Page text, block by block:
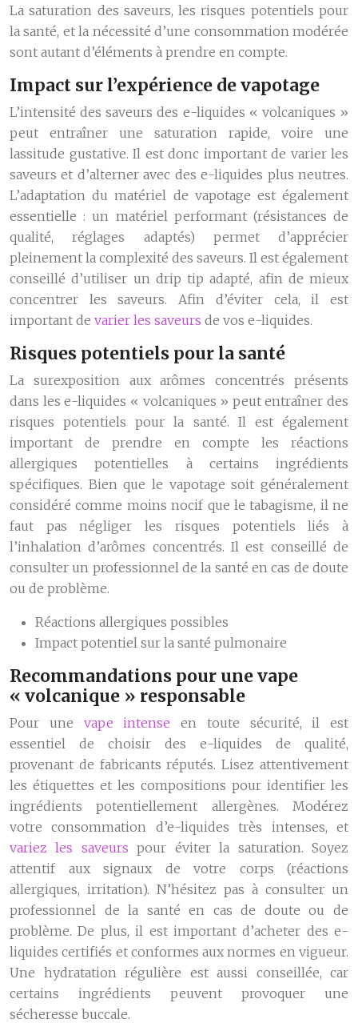
La saturation des saveurs, les risques potentiels pour
la santé, et la nécessité d’une consommation modérée
sont autant d’éléments à prendre en compte.
Impact sur l’expérience de vapotage
L’intensité des saveurs des e-liquides « volcaniques »
peut entraîner une saturation rapide, voire une
lassitude gustative. Il est donc important de varier les
saveurs et d’alterner avec des e-liquides plus neutres.
L’adaptation du matériel de vapotage est également
essentielle : un matériel performant (résistances de
qualité, réglages adaptés) permet d’apprécier
pleinement la complexité des saveurs. Il est également
conseillé d’utiliser un drip tip adapté, afin de mieux
concentrer les saveurs. Afin d’éviter cela, il est
important de varier les saveurs de vos e-liquides.
Risques potentiels pour la santé
La surexposition aux arômes concentrés présents
dans les e-liquides « volcaniques » peut entraîner des
risques potentiels pour la santé. Il est également
important de prendre en compte les réactions
allergiques potentielles à certains ingrédients
spécifiques. Bien que le vapotage soit généralement
considéré comme moins nocif que le tabagisme, il ne
faut pas négliger les risques potentiels liés à
l’inhalation d’arômes concentrés. Il est conseillé de
consulter un professionnel de la santé en cas de doute
ou de problème.
Réactions allergiques possibles
Impact potentiel sur la santé pulmonaire
Recommandations pour une vape
« volcanique » responsable
Pour une vape intense en toute sécurité, il est
essentiel de choisir des e-liquides de qualité,
provenant de fabricants réputés. Lisez attentivement
les étiquettes et les compositions pour identifier les
ingrédients potentiellement allergènes. Modérez
votre consommation d’e-liquides très intenses, et
variez les saveurspour éviter la saturation. Soyez
attentif aux signaux de votre corps (réactions
allergiques, irritation). N’hésitez pas à consulter un
professionnel de la santé en cas de doute ou de
problème. De plus, il est important d’acheter des e-
liquides certifiés et conformes aux normes en vigueur.
Une hydratation régulière est aussi conseillée, car
certains ingrédients peuvent provoquer une
sécheresse buccale.